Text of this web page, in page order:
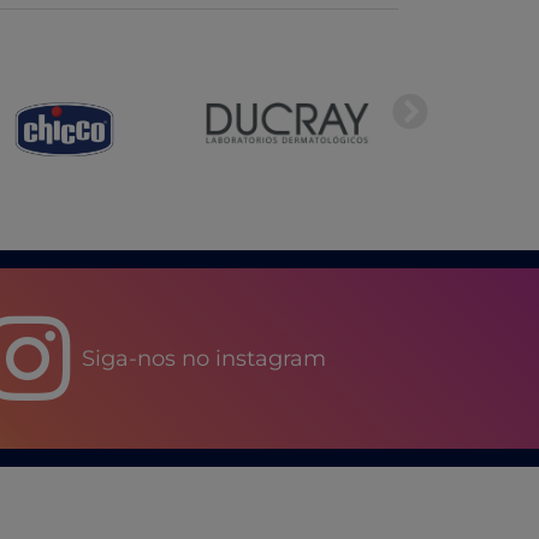
Siga-nos no instagram